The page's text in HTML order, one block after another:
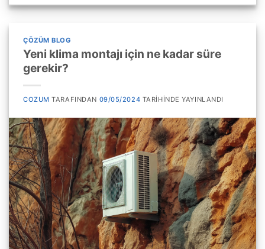
ÇÖZÜM BLOG
Yeni klima montajı için ne kadar süre
gerekir?
COZUM TARAFINDAN 09/05/2024 TARIHINDE YAYINLANDI